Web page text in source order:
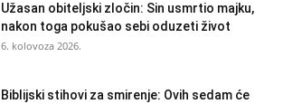
Užasan obiteljski zločin: Sin usmrtio majku,
nakon toga pokušao sebi oduzeti život
6. kolovoza 2026.
Biblijski stihovi za smirenje: Ovih sedam će